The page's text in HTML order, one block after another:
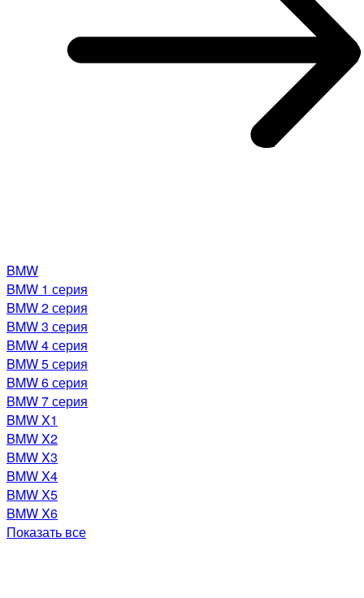
BMW
BMW 1 серия
BMW 2 серия
BMW 3 серия
BMW 4 серия
BMW 5 серия
BMW 6 серия
BMW 7 серия
BMW X1
BMW X2
BMW X3
BMW X4
BMW X5
BMW X6
Показать все